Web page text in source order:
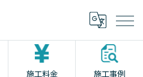
施工料金 施工事例